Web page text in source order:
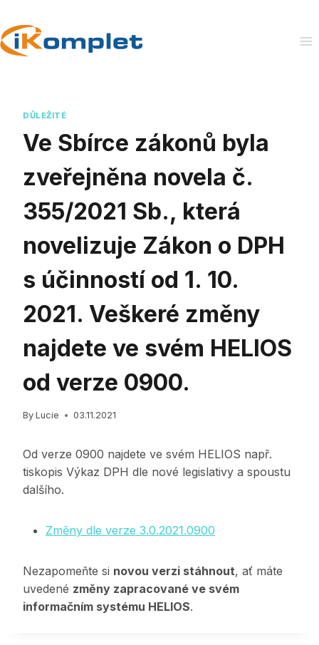
to
content
DŮLEŽITÉ
Ve Sbírce zákonů byla
zveřejněna novela č.
355/2021 Sb., která
novelizuje Zákon o DPH
s účinností od 1. 10.
2021. Veškeré změny
najdete ve svém HELIOS
od verze 0900.
By Lucie 03.11.2021
Od verze 0900 najdete ve svém HELIOS např.
tiskopis Výkaz DPH dle nové legislativy a spoustu
dalšího.
Změny dle verze 3.0.2021.0900
Nezapomeňte si novou verzi stáhnout, ať máte
uvedené změny zapracované ve svém
informačním systému HELIOS.